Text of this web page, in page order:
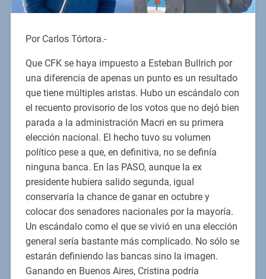
Por Carlos Tórtora.-
Que CFK se haya impuesto a Esteban Bullrich por
una diferencia de apenas un punto es un resultado
que tiene múltiples aristas. Hubo un escándalo con
el recuento provisorio de los votos que no dejó bien
parada a la administración Macri en su primera
elección nacional. El hecho tuvo su volumen
político pese a que, en definitiva, no se definía
ninguna banca. En las PASO, aunque la ex
presidente hubiera salido segunda, igual
conservaría la chance de ganar en octubre y
colocar dos senadores nacionales por la mayoría.
Un escándalo como el que se vivió en una elección
general sería bastante más complicado. No sólo se
estarán definiendo las bancas sino la imagen.
Ganando en Buenos Aires, Cristina podría